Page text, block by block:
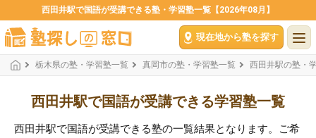
西田井駅で国語が受講できる塾・学習塾一覧【2026年08月】
現在地から塾を探す
栃木県の塾・学習塾一覧 真岡市の塾・学習塾一覧 西田井駅の塾・
西田井駅で国語が受講できる学習塾一覧
西田井駅で国語が受講できる塾の一覧結果となります。ご希